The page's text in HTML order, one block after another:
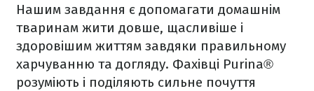
Нашим завдання є допомагати домашнім
тваринам жити довше, щасливіше і
здоровішим життям завдяки правильному
харчуванню та догляду. Фахівці Purina®
розуміють і поділяють сильне почуття